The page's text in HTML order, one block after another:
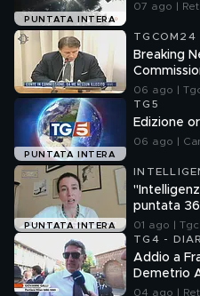
PUNTATA INTERA
07 ago |
TGCOM24
Breaking
06 ago |
PUNTATA INTERA
TG5
Edizione
06 ago |
PUNTATA INTERA
A NOI
puntata
01 ago |
TG4 -
Addio a
Demetrio
Giovanni
04 ago |